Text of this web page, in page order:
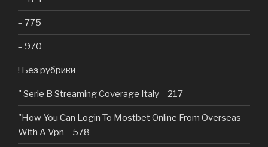
– 775
– 970
! Без рубрики
"️ Serie B Streaming Coverage Italy – 217
"How You Can Login To Mostbet Online From Overseas
With A Vpn – 578